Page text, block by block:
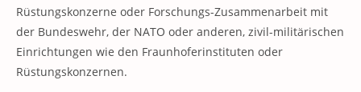
Rüstungskonzerne oder Forschungs-Zusammenarbeit mit
der Bundeswehr, der NATO oder anderen, zivil-militärischen
Einrichtungen wie den Fraunhoferinstituten oder
Rüstungskonzernen.